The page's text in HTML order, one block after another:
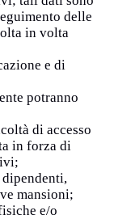
delle
in volta
e di
potranno
di accesso
in forza di
mansioni;
e/o